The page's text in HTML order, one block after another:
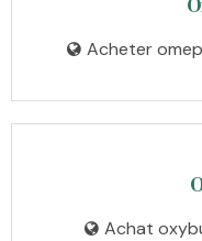
Acheter
Achat